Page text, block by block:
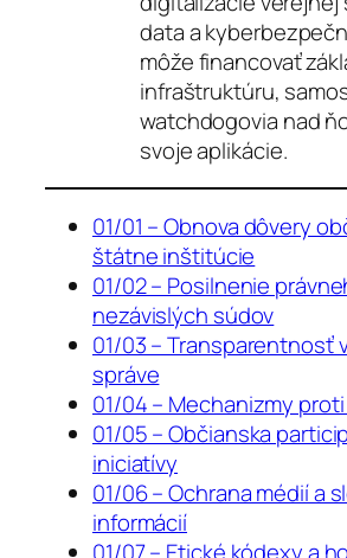
data a
môže financovať
infraštruktúru,
watchdogovia nad
svoje aplikácie.
01/01 – Obnova dôvery
štátne inštitúcie
01/02 – Posilnenie
nezávislých súdov
01/03 – Transparentnosť
správe
01/04 – Mechanizmy
01/05 – Občianska
iniciatívy
01/06 – Ochrana médií a
informácií
01/07 – Etické kódexy a